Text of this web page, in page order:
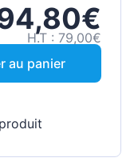
H.T : 79,00€
au panier